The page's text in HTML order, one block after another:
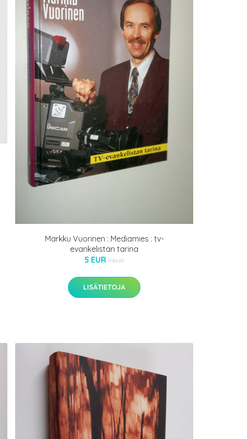
Markku Vuorinen : Mediamies : tv-
evankelistan tarina
5 EUR 7 EUR
LISÄTIETOJA